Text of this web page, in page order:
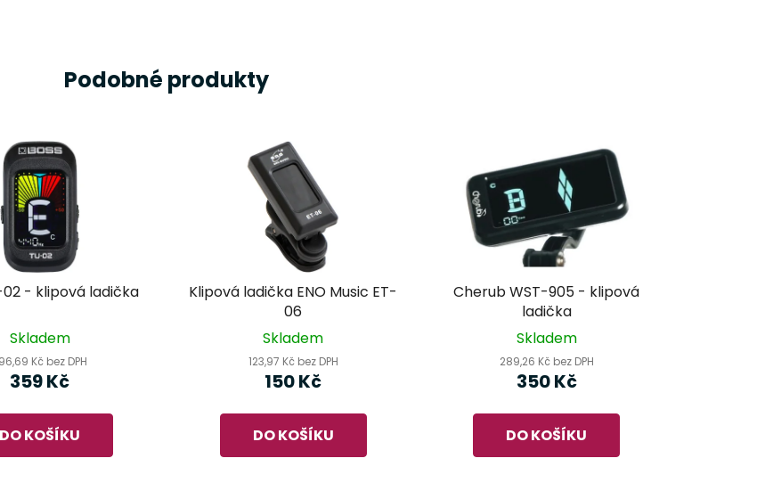
Podobné produkty
02 - klipová ladička
Skladem
Kč bez DPH
359 Kč
DO KOŠÍKU
Klipová ladička ENO Music ET-
06
Skladem
123,97 Kč bez DPH
150 Kč
DO KOŠÍKU
Cherub WST-905 - klipová
ladička
Skladem
289,26 Kč bez DPH
350 Kč
DO KOŠÍKU